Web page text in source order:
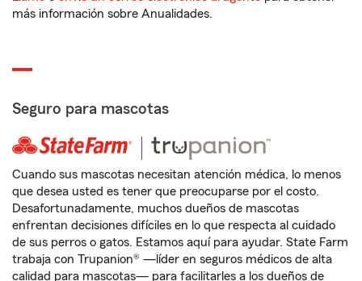
más información sobre Anualidades.
Seguro para mascotas
Cuando sus mascotas necesitan atención médica, lo menos
que desea usted es tener que preocuparse por el costo.
Desafortunadamente, muchos dueños de mascotas
enfrentan decisiones difíciles en lo que respecta al cuidado
de sus perros o gatos. Estamos aquí para ayudar. State Farm
trabaja con Trupanion® —líder en seguros médicos de alta
calidad para mascotas— para facilitarles a los dueños de